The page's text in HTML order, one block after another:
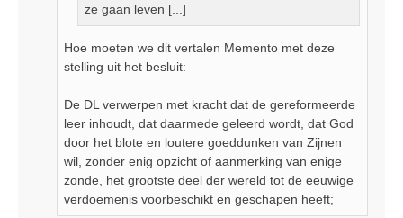
ze gaan leven [...]
Hoe moeten we dit vertalen Memento met deze
stelling uit het besluit:
De DL verwerpen met kracht dat de gereformeerde
leer inhoudt, dat daarmede geleerd wordt, dat God
door het blote en loutere goeddunken van Zijnen
wil, zonder enig opzicht of aanmerking van enige
zonde, het grootste deel der wereld tot de eeuwige
verdoemenis voorbeschikt en geschapen heeft;